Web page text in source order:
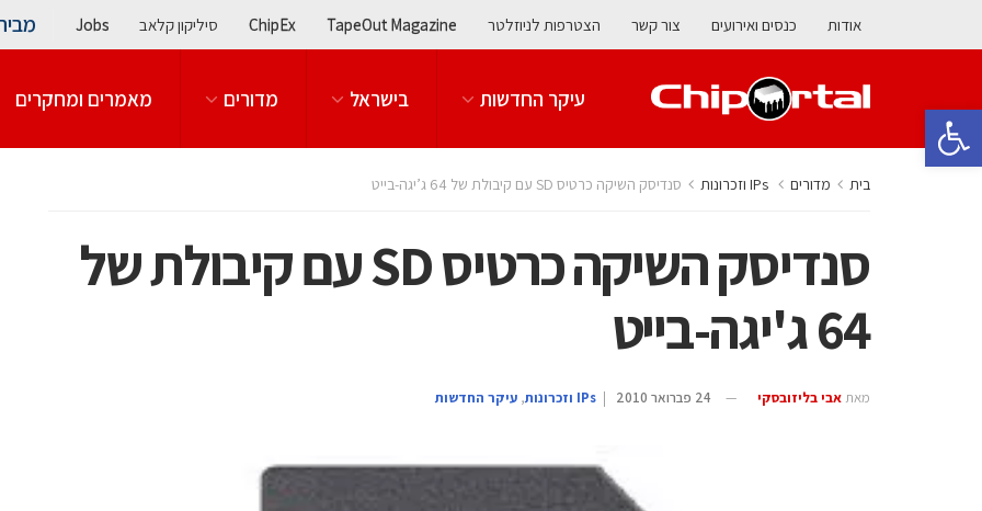
פתח סרגל נגישות
אודות כנסים ואירועים צור קשר הצטרפות לניוזלטר TapeOut Magazine
ChipEx סיליקון קלאב Jobs
עיקר החדשות בישראל מדורים מאמרים ומחקרים
בית מדורים סנדיסק השיקה כרטיס SD עם קיבולת של 64 ג’יגה-בייט
סנדיסק השיקה כרטיס SD עם קיבולת של
64 ג'יגה-בייט
מאת אבי בליזובסקי 24 פברואר 2010 |
, עיקר החדשות